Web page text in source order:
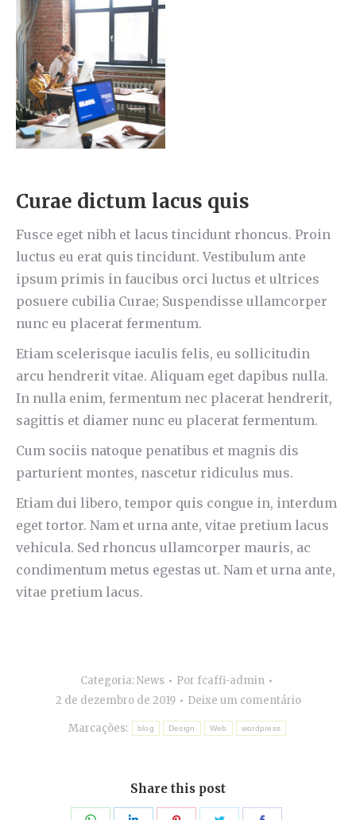
Curae dictum lacus quis
Fusce eget nibh et lacus tincidunt rhoncus. Proin
luctus eu erat quis tincidunt. Vestibulum ante
ipsum primis in faucibus orci luctus et ultrices
posuere cubilia Curae; Suspendisse ullamcorper
nunc eu placerat fermentum.
Etiam scelerisque iaculis felis, eu sollicitudin
arcu hendrerit vitae. Aliquam eget dapibus nulla.
In nulla enim, fermentum nec placerat hendrerit,
sagittis et diamer nunc eu placerat fermentum.
Cum sociis natoque penatibus et magnis dis
parturient montes, nascetur ridiculus mus.
Etiam dui libero, tempor quis congue in, interdum
eget tortor. Nam et urna ante, vitae pretium lacus
vehicula. Sed rhoncus ullamcorper mauris, ac
condimentum metus egestas ut. Nam et urna ante,
vitae pretium lacus.
Categoria:News Por fcaffi-admin
2 de dezembro de 2019
Deixe um comentário
Marcações: blog Design Web wordpress
Share this post